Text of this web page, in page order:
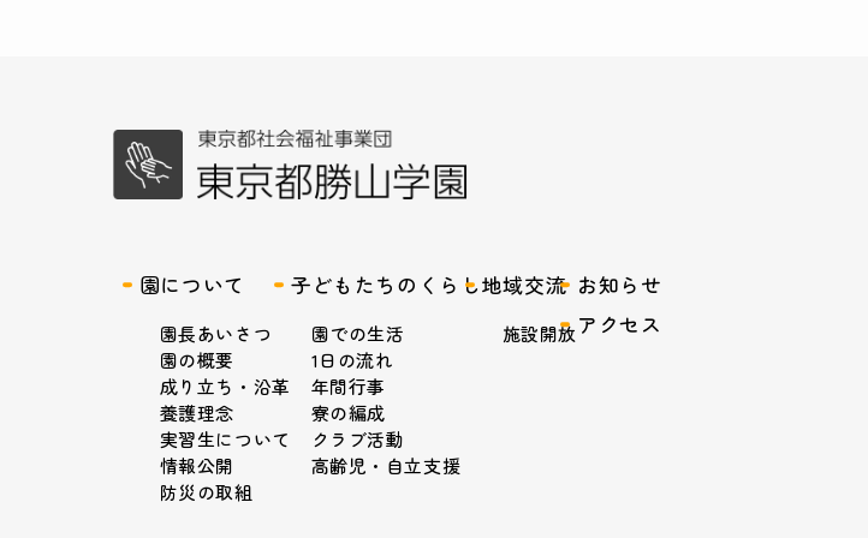
園について
園長あいさつ
園の概要
成り立ち・沿革
養護理念
実習生について
情報公開
防災の取組
子どもたちのくらし
園での生活
1日の流れ
年間行事
寮の編成
クラブ活動
高齢児・自立支援
地域交流
施設開放
お知らせ
アクセス